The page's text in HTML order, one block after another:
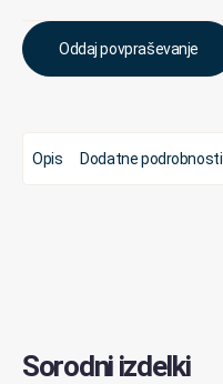
Oddaj povpraševanje
Opis Dodatne podrobnosti
Sorodni izdelki